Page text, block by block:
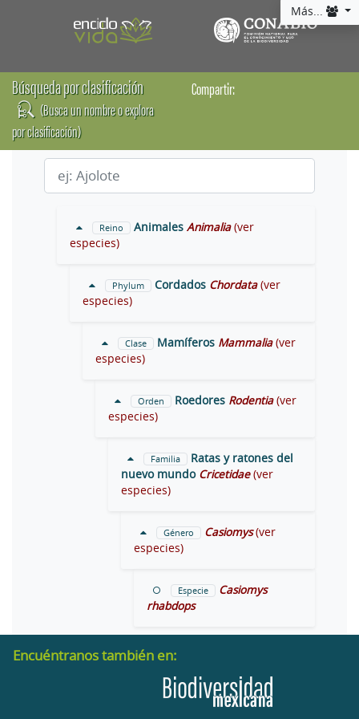
Más...
Búsqueda por clasificación
(Busca un nombre o explora
por clasificación)
Compartir:
Reino Animales Animalia (ver
especies)
Phylum Cordados Chordata (ver
especies)
Clase Mamíferos Mammalia (ver
especies)
Orden Roedores Rodentia (ver
especies)
Familia
Ratas y ratones del
nuevo mundo Cricetidae (ver
especies)
Género Casiomys (ver
especies)
Especie
Casiomys
rhabdops
Encuéntranos también en: